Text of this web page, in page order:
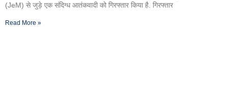
(JeM) से जुड़े एक संदिग्ध आतंकवादी को गिरफ्तार किया है. गिरफ्तार
Read More »